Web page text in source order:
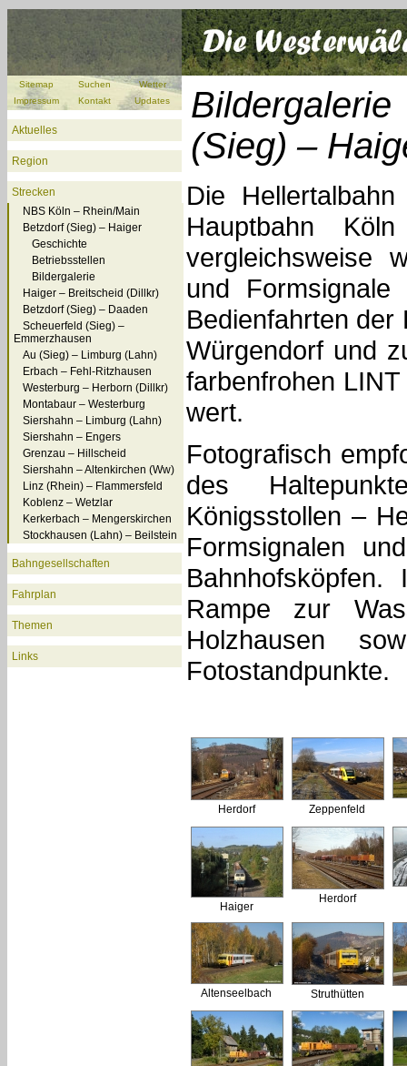
Sitemap Suchen
Wetter
Impressum
Kontakt Updates
Aktuelles
Region
Strecken
NBS Köln – Rhein/Main
Betzdorf (Sieg) – Haiger
Geschichte
Betriebsstellen
Bildergalerie
Haiger – Breitscheid (Dillkr)
Betzdorf (Sieg) – Daaden
Scheuerfeld (Sieg) –
Emmerzhausen
Au (Sieg) – Limburg (Lahn)
Erbach – Fehl-Ritzhausen
Westerburg – Herborn (Dillkr)
Montabaur – Westerburg
Siershahn – Limburg (Lahn)
Siershahn – Engers
Grenzau – Hillscheid
Siershahn – Altenkirchen (Ww)
Linz (Rhein) – Flammersfeld
Koblenz – Wetzlar
Kerkerbach – Mengerskirchen
Stockhausen (Lahn) – Beilstein
Bahngesellschaften
Fahrplan
Themen
Links
(Sieg) –
Die
Hauptbahn
vergleichsweise
und
Bedienfahrten der
Würgendorf und
farbenfrohen
wert.
Fotografisch
des
Königsstollen –
Formsignalen
Rampe zur
Holzhausen
Fotostandpunkte.
Herdorf Zeppenfeld
Haiger
Herdorf
Altenseelbach Struthütten